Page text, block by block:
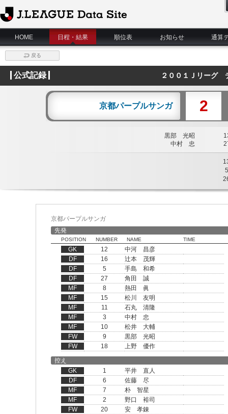
J.League Data Site
HOME
日程・結果 順位表 お知らせ 通算
戻る
公式記録 ２００１Ｊリーグ
京都パープルサンガ 2
黒部 光昭
中村 忠
5
京都パープルサンガ
先発
POSITION NUMBER NAME TIME
GK 12
中河 昌彦
DF
16
辻本 茂輝
DF
5
手島 和希
DF
27
角田 誠
MF
8
熱田 眞
MF
15
松川 友明
MF
11
石丸 清隆
MF
3
中村 忠
MF
10
松井 大輔
FW
9
黒部 光昭
FW
18
上野 優作
控え
GK
1
平井 直人
DF
6
佐藤 尽
MF
7
朴 智星
MF
2
野口 裕司
FW
20
安 孝錬